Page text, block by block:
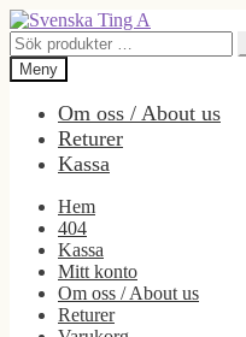
Hoppa
till
navigering
Hoppa
till
innehåll
Sök
efter:
Meny
Om oss / About us
Returer
Kassa
Hem
404
Kassa
Mitt konto
Om oss / About us
Returer